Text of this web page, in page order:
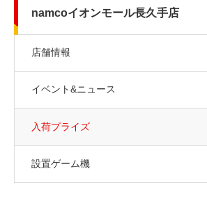
namcoイオンモール長久手店
店舗情報
イベント&ニュース
入荷プライズ
設置ゲーム機